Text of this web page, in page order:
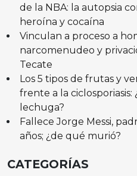
de la NBA: la autopsia
heroína y cocaína
Vinculan a proceso a
narcomenudeo y
Tecate
Los 5 tipos de frutas y
frente a la ciclosporiasis:
lechuga?
Fallece Jorge Messi,
años; ¿de qué murió?
CATEGORÍAS